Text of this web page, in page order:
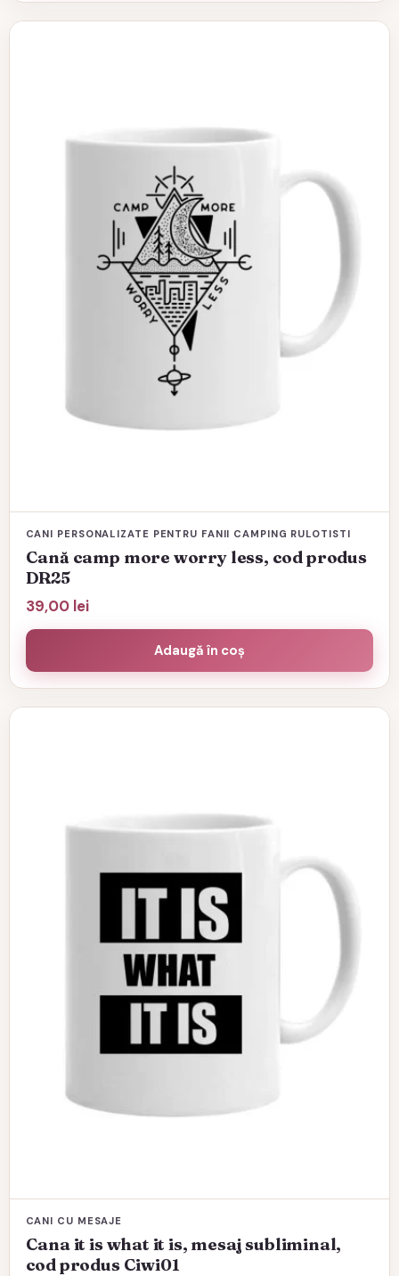
CANI PERSONALIZATE PENTRU FANII CAMPING RULOTISTI
Cană camp more worry less, cod produs
DR25
39,00 lei
Adaugă în coș
CANI CU MESAJE
Cana it is what it is, mesaj subliminal,
cod produs Ciwi01